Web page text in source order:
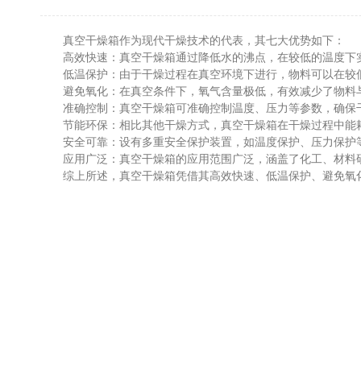
真空干燥箱作为现代干燥技术的代表，其七大优势如下：
高效快速：真空干燥箱通过降低水的沸点，在较低的温度下
低温保护：由于干燥过程在真空环境下进行，物料可以在较
避免氧化：在真空条件下，氧气含量极低，有效减少了物料
准确控制：真空干燥箱可准确控制温度、压力等参数，确保
节能环保：相比其他干燥方式，真空干燥箱在干燥过程中能
安全可靠：设有多重安全保护装置，如温度保护、压力保护
应用广泛：真空干燥箱的应用范围广泛，涵盖了化工、材料
综上所述，真空干燥箱凭借其高效快速、低温保护、避免氧